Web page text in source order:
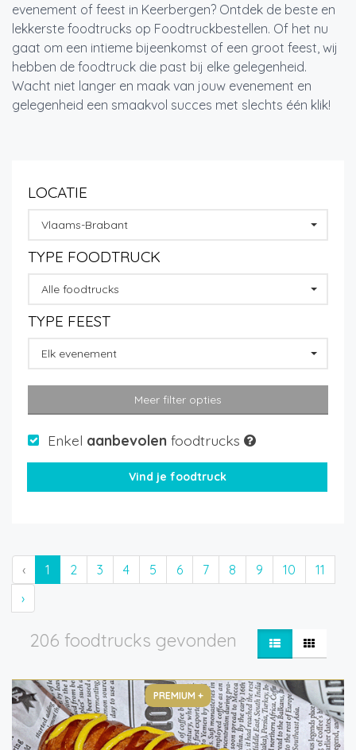
evenement of feest in Keerbergen? Ontdek de beste en
lekkerste foodtrucks op Foodtruckbestellen. Of het nu
gaat om een intieme bijeenkomst of een groot feest, wij
hebben de foodtruck die past bij elke gelegenheid.
Wacht niet langer en maak van jouw evenement en
gelegenheid een smaakvol succes met slechts één klik!
LOCATIE
Vlaams-Brabant
TYPE FOODTRUCK
Alle foodtrucks
TYPE FEEST
Elk evenement
Meer filter opties
Enkel aanbevolen foodtrucks
‹ 1 2 3 4 5 6 7 8 9 10
11
›
206 foodtrucks gevonden
PREMIUM +